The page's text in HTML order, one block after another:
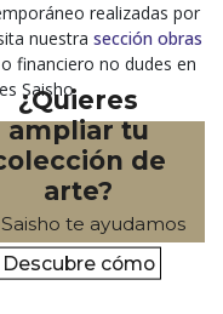
realizadas por
nuestra sección obras
financiero no dudes en
Saisho
¿Quieres
ampliar tu
de
arte?
Saisho te ayudamos
Descubre cómo